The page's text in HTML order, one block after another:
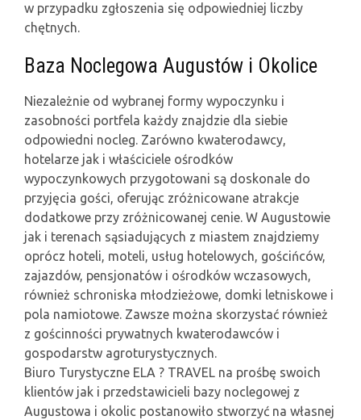
w przypadku zgłoszenia się odpowiedniej liczby
chętnych.
Baza Noclegowa Augustów i Okolice
Niezależnie od wybranej formy wypoczynku i
zasobności portfela każdy znajdzie dla siebie
odpowiedni nocleg. Zarówno kwaterodawcy,
hotelarze jak i właściciele ośrodków
wypoczynkowych przygotowani są doskonale do
przyjęcia gości, oferując zróżnicowane atrakcje
dodatkowe przy zróżnicowanej cenie. W Augustowie
jak i terenach sąsiadujących z miastem znajdziemy
oprócz hoteli, moteli, usług hotelowych, gościńców,
zajazdów, pensjonatów i ośrodków wczasowych,
również schroniska młodzieżowe, domki letniskowe i
pola namiotowe. Zawsze można skorzystać również
z gościnności prywatnych kwaterodawców i
gospodarstw agroturystycznych.
Biuro Turystyczne ELA ? TRAVEL na prośbę swoich
klientów jak i przedstawicieli bazy noclegowej z
Augustowa i okolic postanowiło stworzyć na własnej